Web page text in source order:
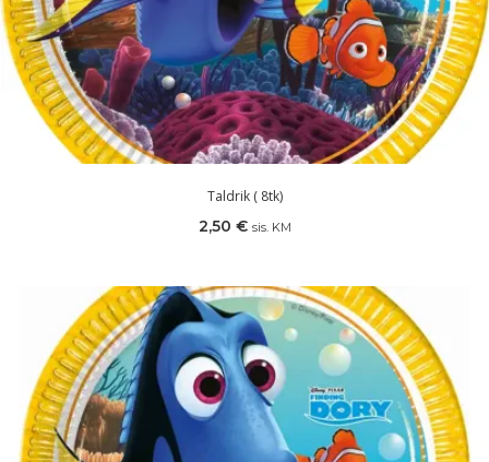
Taldrik ( 8tk)
2,50 € sis. KM